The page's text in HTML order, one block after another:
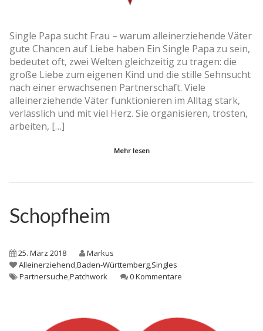
Single Papa sucht Frau – warum alleinerziehende Väter
gute Chancen auf Liebe haben Ein Single Papa zu sein,
bedeutet oft, zwei Welten gleichzeitig zu tragen: die
große Liebe zum eigenen Kind und die stille Sehnsucht
nach einer erwachsenen Partnerschaft. Viele
alleinerziehende Väter funktionieren im Alltag stark,
verlässlich und mit viel Herz. Sie organisieren, trösten,
arbeiten, […]
Mehr lesen
Schopfheim
25. März 2018
Markus
Alleinerziehend,Baden-Württemberg,Singles
Partnersuche,Patchwork 0 Kommentare